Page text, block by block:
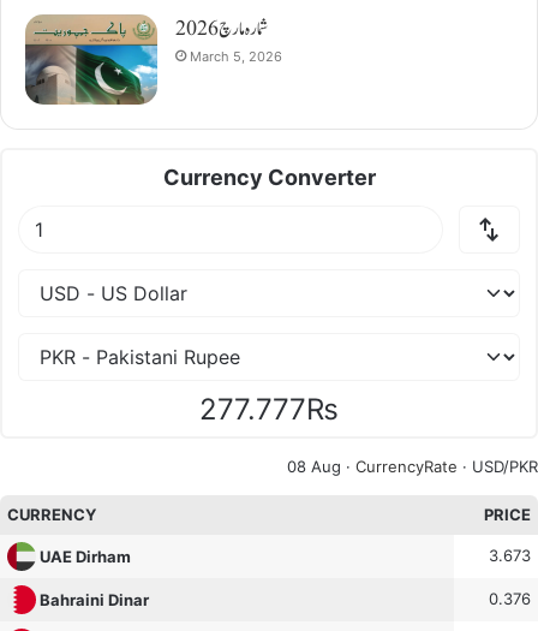
شمارہ مارچ 2026
March 5, 2026
Currency Converter
277.777₨
08 Aug · CurrencyRate · USD/PKR
CURRENCY PRICE
UAE Dirham 3.673
Bahraini Dinar 0.376